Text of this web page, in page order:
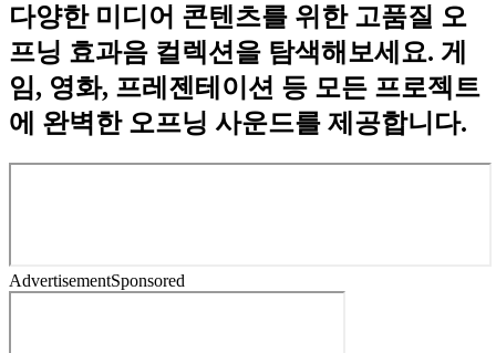
다양한 미디어 콘텐츠를 위한 고품질 오
프닝 효과음 컬렉션을 탐색해보세요. 게
임, 영화, 프레젠테이션 등 모든 프로젝트
에 완벽한 오프닝 사운드를 제공합니다.
AdvertisementSponsored